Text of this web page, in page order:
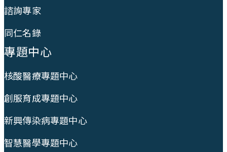
諮詢專家
同仁名錄
專題中心
核酸醫療專題中心
創服育成專題中心
新興傳染病專題中心
智慧醫學專題中心